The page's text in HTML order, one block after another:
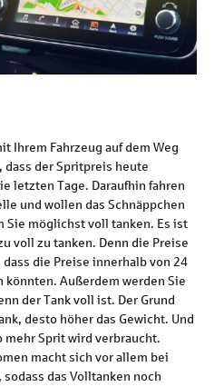
Ihrem Fahrzeug auf dem Weg
dass der Spritpreis heute
letzten Tage. Daraufhin fahren
und wollen das Schnäppchen
Sie möglichst voll tanken. Es ist
voll zu tanken. Denn die Preise
die Preise innerhalb von 24
Außerdem werden Sie
der Tank voll ist. Der Grund
desto höher das Gewicht. Und
mehr Sprit wird verbraucht.
macht sich vor allem bei
das Volltanken noch